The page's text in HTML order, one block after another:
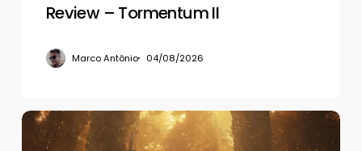
Review – Tormentum II
Marco Antônio 04/08/2026
Review
–